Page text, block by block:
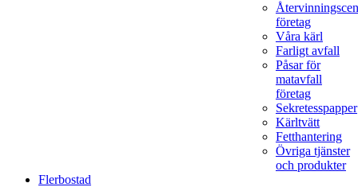
företag
Våra kärl
Farligt avfall
Påsar för
matavfall
företag
Sekretesspapper
Kärltvätt
Fetthantering
Övriga tjänster
och produkter
Flerbostad